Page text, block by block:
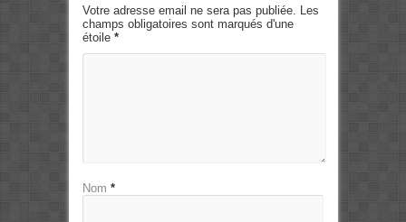
Votre adresse email ne sera pas publiée. Les
champs obligatoires sont marqués d'une
étoile *
Nom *